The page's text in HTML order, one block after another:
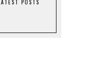
POSTS